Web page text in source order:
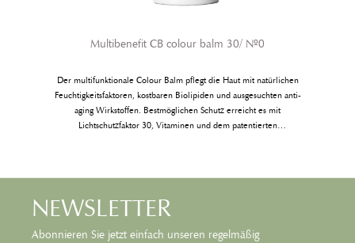
Multibenefit CB colour balm 30/ Nº0
Der multifunktionale Colour Balm pflegt die Haut mit natürlichen
Feuchtigkeitsfaktoren, kostbaren Biolipiden und ausgesuchten anti-
aging Wirkstoffen. Bestmöglichen Schutz erreicht es mit
Lichtschutzfaktor 30, Vitaminen und dem patentierten
NEWSLETTER
Abonnieren Sie jetzt einfach unseren regelmäßig